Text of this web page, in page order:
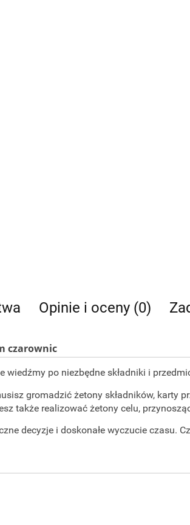
Opinie i oceny (0)
czarownic
po niezbędne składniki i
gromadzić żetony składników, karty
także realizować żetony celu,
decyzje i doskonałe wyczucie czasu.